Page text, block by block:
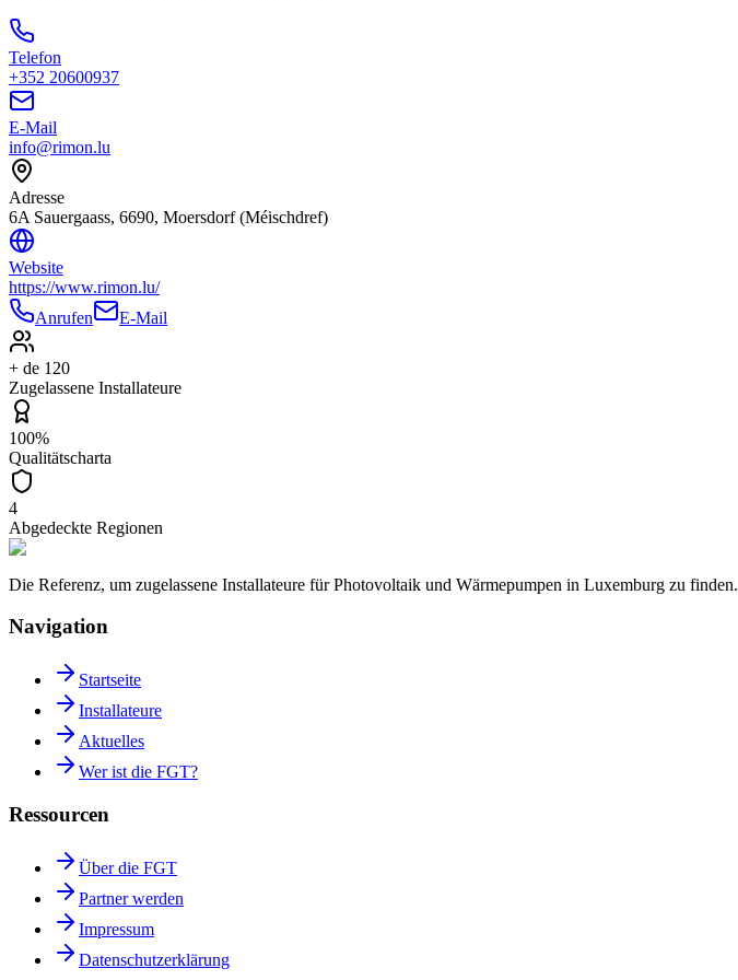
Telefon
+352 20600937
E-Mail
info@rimon.lu
Adresse
6A Sauergaass, 6690, Moersdorf (Méischdref)
Website
https://www.rimon.lu/
Anrufen
E-Mail
+ de 120
Zugelassene Installateure
100%
Qualitätscharta
4
Abgedeckte Regionen
Die Referenz, um zugelassene Installateure für Photovoltaik und Wärmepumpen in Luxemburg zu finden.
Navigation
Startseite
Installateure
Aktuelles
Wer ist die FGT?
Ressourcen
Über die FGT
Partner werden
Impressum
Datenschutzerklärung